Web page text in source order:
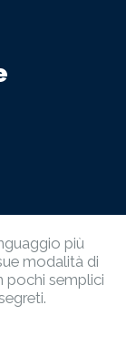
più
modalità di
pochi semplici